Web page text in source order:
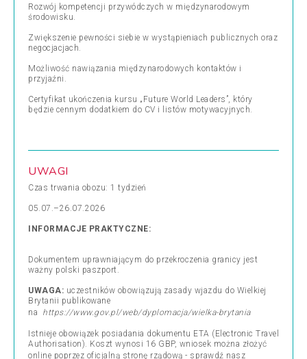
Rozwój kompetencji przywódczych w międzynarodowym
środowisku.
Zwiększenie pewności siebie w wystąpieniach publicznych oraz
negocjacjach.
Możliwość nawiązania międzynarodowych kontaktów i
przyjaźni.
Certyfikat ukończenia kursu „Future World Leaders”, który
będzie cennym dodatkiem do CV i listów motywacyjnych.
UWAGI
Czas trwania obozu: 1 tydzień
05.07.–26.07.2026
INFORMACJE PRAKTYCZNE:
Dokumentem uprawniającym do przekroczenia granicy jest
ważny polski paszport.
UWAGA: uczestników obowiązują zasady wjazdu do Wielkiej
Brytanii publikowane
na https://www.gov.pl/web/dyplomacja/wielka-brytania
Istnieje obowiązek posiadania dokumentu ETA (Electronic Travel
Authorisation). Koszt wynosi 16 GBP, wniosek można złożyć
online poprzez oficjalną stronę rządową - sprawdź nasz